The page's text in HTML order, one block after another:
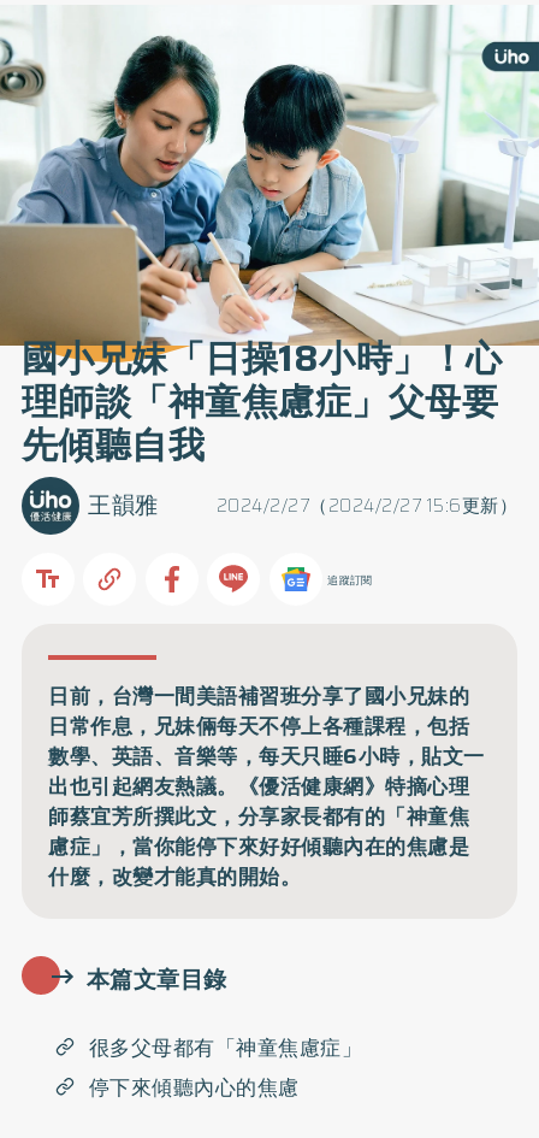
國小兄妹「日操18小時」！心
理師談「神童焦慮症」父母要
先傾聽自我
2024/2/27（2024/2/27 15:6更新）
王韻雅
追蹤訂閱
日前，台灣一間美語補習班分享了國小兄妹的
日常作息，兄妹倆每天不停上各種課程，包括
數學、英語、音樂等，每天只睡6小時，貼文一
出也引起網友熱議。《優活健康網》特摘心理
師蔡宜芳所撰此文，分享家長都有的「神童焦
慮症」，當你能停下來好好傾聽內在的焦慮是
什麼，改變才能真的開始。
本篇文章目錄
很多父母都有「神童焦慮症」
停下來傾聽內心的焦慮